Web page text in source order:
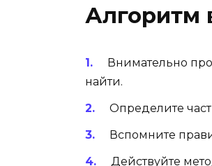
Алгоритм
Внимательно
найти.
Определите
Вспомните
Действуйте